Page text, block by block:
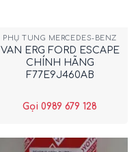
PHỤ TÙNG MERCEDES-BENZ
VAN ERG FORD ESCAPE
CHÍNH HÃNG
F77E9J460AB
Gọi 0989 679 128